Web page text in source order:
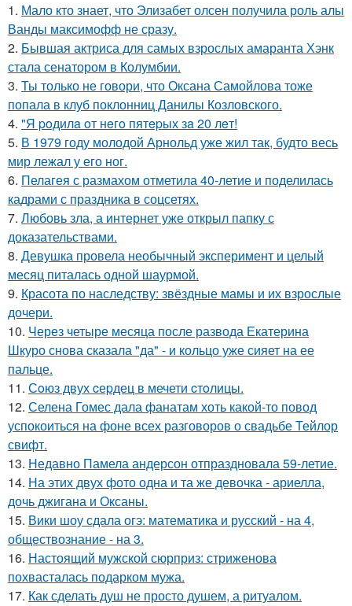
1. Мало кто знает, что Элизабет олсен получила роль алы
Ванды максимофф не сразу.
2. Бывшая актриса для самых взрослых амаранта Хэнк
стала сенатором в Колумбии.
3. Ты только не говори, что Оксана Самойлова тоже
попала в клуб поклонниц Данилы Козловского.
4. "Я poдилa oт нeгo пятepых зa 20 лeт!
5. В 1979 году молодой Арнольд уже жил так, будто весь
мир лежал у его ног.
6. Пелагея с размахом отметила 40-летие и поделилась
кадрами с праздника в соцсетях.
7. Любовь зла, а интернет уже открыл папку с
доказательствами.
8. Девушка провела необычный эксперимент и целый
месяц питалась одной шаурмой.
9. Красота по наследству: звёздные мамы и их взрослые
дочери.
10. Через четыре месяца после развода Екатерина
Шкуро снова сказала "да" - и кольцо уже сияет на ее
пальце.
11. Сoюз двух cеpдец в мечети cтoлицы.
12. Селена Гомес дала фанатам хоть какой-то повод
успокоиться на фоне всех разговоров о свадьбе Тейлор
свифт.
13. Недавно Памела андерсон отпраздновала 59-летие.
14. На этих двух фото одна и та же девочка - ариелла,
дочь джигана и Оксаны.
15. Вики шоу сдала огэ: математика и русский - на 4,
обществознание - на 3.
16. Настоящий мужской сюрприз: стриженова
похвасталась подарком мужа.
17. Как сделать душ не просто душем, а ритуалом.